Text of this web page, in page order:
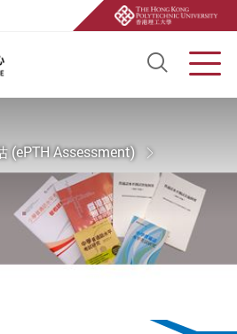
Open
(ePTH Assessment)